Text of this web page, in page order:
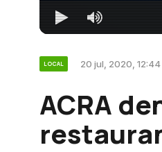
LOCAL 20 jul, 2020, 12:44
ACRA